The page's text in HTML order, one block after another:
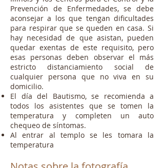
Prevención de Enfermedades, se debe
aconsejar a los que tengan dificultades
para respirar que se queden en casa. Si
hay necesidad de que asistan, pueden
quedar exentas de este requisito, pero
esas personas deben observar el más
estricto distanciamiento social de
cualquier persona que no viva en su
domicilio.
El día del Bautismo, se recomienda a
todos los asistentes que se tomen la
temperatura y completen un auto
chequeo de síntomas.
Al entrar al templo se les tomara la
temperatura